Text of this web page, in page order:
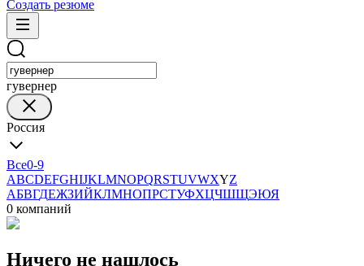
Создать резюме
гувернер
Россия
Все0-9
ABCDEFGHIJKLMNOPQRSTUVWXYZ
АБВГДЕЖЗИЙКЛМНОПРСТУФХЦЧШЩЭЮЯ
0 компаний
Ничего не нашлось